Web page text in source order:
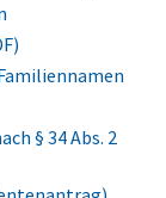
§ 34 Abs. 2